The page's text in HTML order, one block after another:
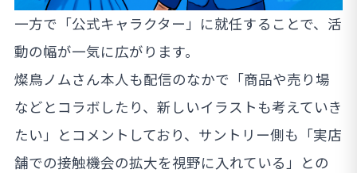
一方で「公式キャラクター」に就任することで、活
動の幅が一気に広がります。
燦鳥ノムさん本人も配信のなかで「商品や売り場
などとコラボしたり、新しいイラストも考えていき
たい」とコメントしており、サントリー側も「実店
舗での接触機会の拡大を視野に入れている」との